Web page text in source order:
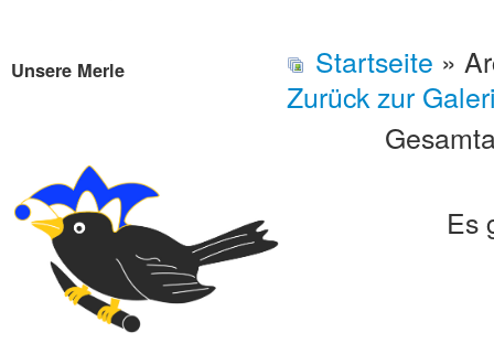
Startseite »
Zurück zur
Es
Unsere Merle